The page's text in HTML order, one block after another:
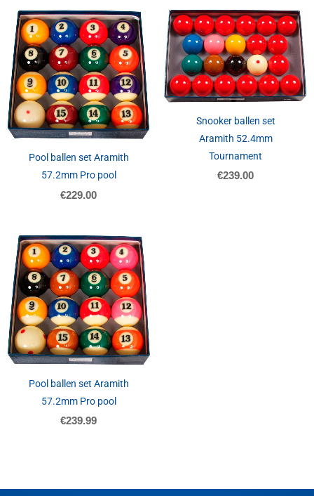
Pool ballen set Aramith
57.2mm Pro pool
€229.00
Snooker ballen set
Aramith 52.4mm
Tournament
€239.00
Pool ballen set Aramith
57.2mm Pro pool
€239.99